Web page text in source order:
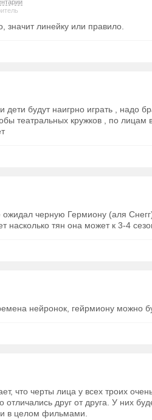
значит линейку или правило.
будут наигрно играть , надо
театральных кружков , по лицам
черную Гермиону (аля
насколько тян она может к 3-4
нейронок, гейрмиону можно
что черты лица у всех троих
друг от друга. У них
в целом фильмами.